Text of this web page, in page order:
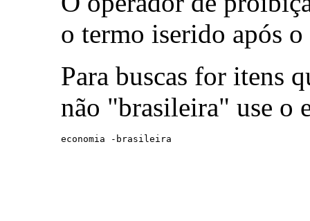
o termo iserido após o
Para buscas for itens
não "brasileira" use o
economia -brasileira